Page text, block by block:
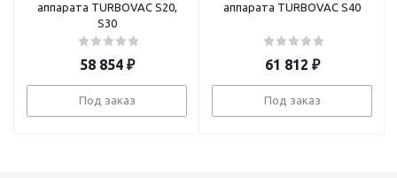
аппарата TURBOVAC S20,
S30
58 854₽
Под заказ
аппарата TURBOVAC S40
61 812 ₽
Под заказ